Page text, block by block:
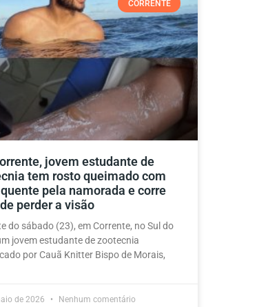
CORRENTE
jovem estudante de
tem rosto queimado com
pela namorada e corre
perder a visão
do sábado (23), em Corrente, no Sul do
jovem estudante de zootecnia
por Cauã Knitter Bispo de Morais,
de 2026 Nenhum comentário